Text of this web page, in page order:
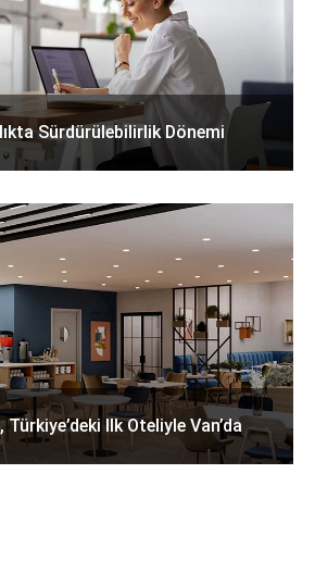
Sürdürülebilirlik Dönemi
Ilk Oteliyle Van’da